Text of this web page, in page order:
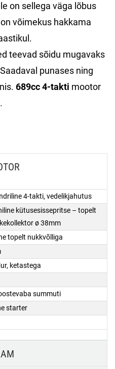
on sellega väga lõbus
võimekus hakkama
teevad sõidu mugavaks
punases ning
689cc 4-takti mootor
4-takti, vedelikjahutus
kütusesissepritse – topelt
ø 38mm
topelt nukkvõlliga
ketastega
summuti
starter